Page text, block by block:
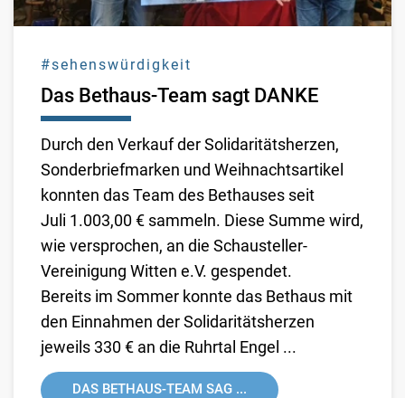
#sehenswürdigkeit
Das Bethaus-Team sagt DANKE
Durch den Verkauf der Solidaritätsherzen,
Sonderbriefmarken und Weihnachtsartikel
konnten das Team des Bethauses seit
Juli 1.003,00 € sammeln. Diese Summe wird,
wie versprochen, an die Schausteller-
Vereinigung Witten e.V. gespendet.
Bereits im Sommer konnte das Bethaus mit
den Einnahmen der Solidaritätsherzen
jeweils 330 € an die Ruhrtal Engel ...
DAS BETHAUS-TEAM SAG ...